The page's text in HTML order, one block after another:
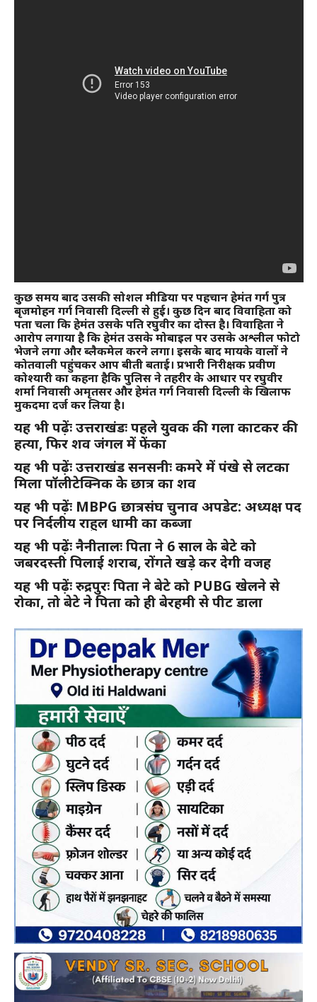
कुछ समय बाद उसकी सोशल मीडिया पर पहचान हेमंत गर्ग पुत्र
बृजमोहन गर्ग निवासी दिल्ली से हुई। कुछ दिन बाद विवाहिता को
पता चला कि हेमंत उसके पति रघुवीर का दोस्त है। विवाहिता ने
आरोप लगाया है कि हेमंत उसके मोबाइल पर उसके अश्लील फोटो
भेजने लगा और ब्लैकमेल करने लगा। इसके बाद मायके वालों ने
कोतवाली पहुंचकर आप बीती बताई। प्रभारी निरीक्षक प्रवीण
कोश्यारी का कहना हैकि पुलिस ने तहरीर के आधार पर रघुवीर
शर्मा निवासी अमृतसर और हेमंत गर्ग निवासी दिल्ली के खिलाफ
मुकदमा दर्ज कर लिया है।
यह भी पढ़ेंः उत्तराखंडः पहले युवक की गला काटकर की
हत्या, फिर शव जंगल में फेंका
यह भी पढ़ेंः उत्तराखंड सनसनीः कमरे में पंखे से लटका
मिला पॉलीटेक्निक के छात्र का शव
यह भी पढ़ेंः MBPG छात्रसंघ चुनाव अपडेट: अध्यक्ष पद
पर निर्दलीय राहुल धामी का कब्जा
यह भी पढ़ेंः नैनीतालः पिता ने 6 साल के बेटे को
जबरदस्ती पिलाई शराब, रोंगते खड़े कर देगी वजह
यह भी पढ़ेंः रुद्रपुरः पिता ने बेटे को PUBG खेलने से
रोका, तो बेटे ने पिता को ही बेरहमी से पीट डाला